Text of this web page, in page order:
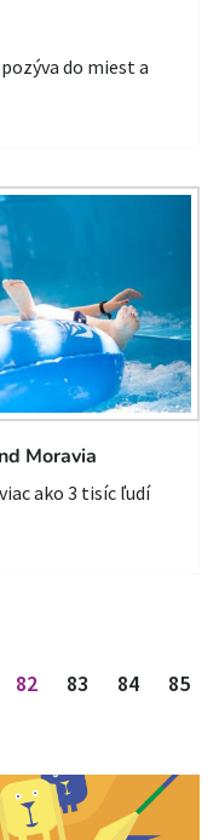
do miest a
Moravia
ako 3 tisíc ľudí
82 83 84 85